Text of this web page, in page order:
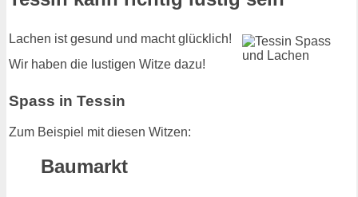
Lachen ist gesund und macht glücklich!
Wir haben die lustigen Witze dazu!
Spass in Tessin
Zum Beispiel mit diesen Witzen:
Baumarkt